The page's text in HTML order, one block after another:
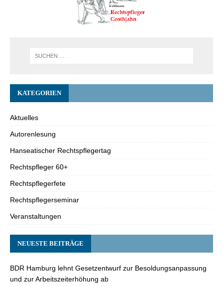
KATEGORIEN
Aktuelles
Autorenlesung
Hanseatischer Rechtspflegertag
Rechtspfleger 60+
Rechtspflegerfete
Rechtspflegerseminar
Veranstaltungen
NEUESTE BEITRÄGE
BDR Hamburg lehnt Gesetzentwurf zur Besoldungsanpassung
und zur Arbeitszeiterhöhung ab